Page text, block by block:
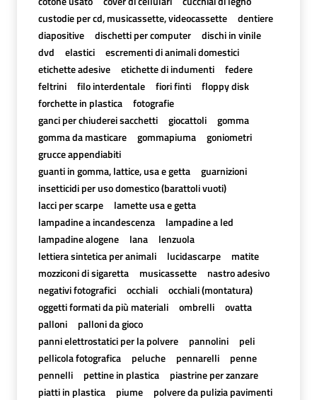
custodie per cd, musicassette, videocassette
dentiere
diapositive
dischetti per computer
dischi in vinile
dvd
elastici
escrementi di animali domestici
etichette adesive
etichette di indumenti
federe
feltrini
filo interdentale fiori finti
floppy disk
forchette in plastica
fotografie
ganci per chiuderei sacchetti
giocattoli
gomma
gomma da masticare
gommapiuma
goniometri
grucce appendiabiti
guanti in gomma, lattice, usa e getta
guarnizioni
insetticidi per uso domestico (barattoli vuoti)
lacci per scarpe
lamette usa e getta
lampadine a incandescenza
lampadine a led
lampadine alogene
lana
lenzuola
lettiera sintetica per animali
lucidascarpe
matite
mozziconi di sigaretta
musicassette
nastro adesivo
negativi fotografici
occhiali
occhiali (montatura)
oggetti formati da più materiali
ombrelli
ovatta
palloni
palloni da gioco
panni elettrostatici per la polvere
pannolini
peli
pellicola fotografica
peluche pennarelli
penne
pennelli
pettine in plastica
piastrine per zanzare
piatti in plastica
piume
polvere da pulizia pavimenti